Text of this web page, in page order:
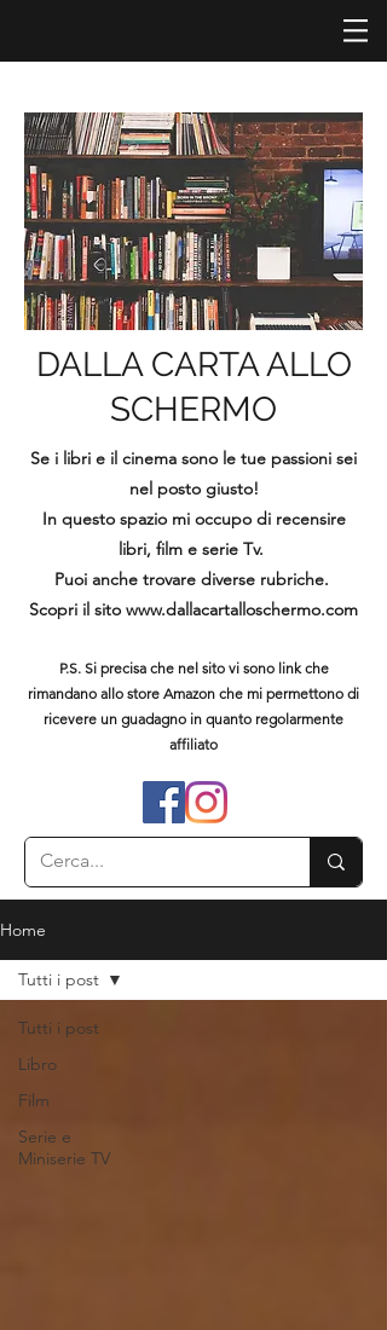
DALLA CARTA ALLO
SCHERMO
Se i libri e il cinema sono le tue passioni sei
nel posto giusto!
In questo spazio mi occupo di recensire
libri, film e serie Tv.
Puoi anche trovare diverse rubriche.
Scopri il sito www.dallacartalloschermo.com
P.S. Si precisa che nel sito vi sono link che
rimandano allo store Amazon che mi permettono di
ricevere un guadagno in quanto regolarmente
affiliato
Home
Tutti i post
Libro
Film
Serie e
Miniserie TV
Tutti i post